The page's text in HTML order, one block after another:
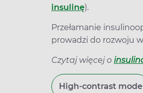
insulinę).
Przełamanie
prowadzi do rozwoju
Czytaj więcej o
High-contrast mode